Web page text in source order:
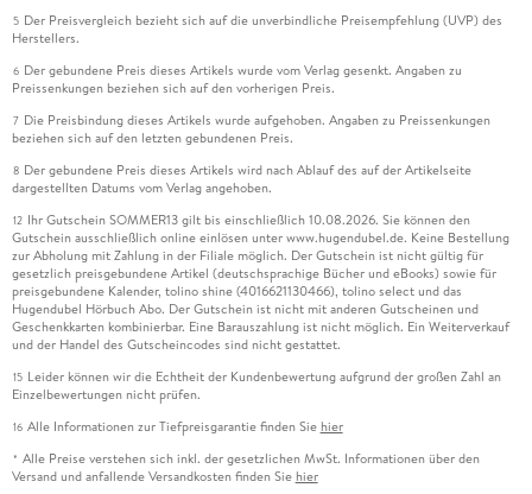
5 Der Preisvergleich bezieht sich auf die unverbindliche Preisempfehlung (UVP) des
Herstellers.
6 Der gebundene Preis dieses Artikels wurde vom Verlag gesenkt. Angaben zu
Preissenkungen beziehen sich auf den vorherigen Preis.
7 Die Preisbindung dieses Artikels wurde aufgehoben. Angaben zu Preissenkungen
beziehen sich auf den letzten gebundenen Preis.
8 Der gebundene Preis dieses Artikels wird nach Ablauf des auf der Artikelseite
dargestellten Datums vom Verlag angehoben.
12 Ihr Gutschein SOMMER13 gilt bis einschließlich 10.08.2026. Sie können den
Gutschein ausschließlich online einlösen unter www.hugendubel.de. Keine Bestellung
zur Abholung mit Zahlung in der Filiale möglich. Der Gutschein ist nicht gültig für
gesetzlich preisgebundene Artikel (deutschsprachige Bücher und eBooks) sowie für
preisgebundene Kalender, tolino shine (4016621130466), tolino select und das
Hugendubel Hörbuch Abo. Der Gutschein ist nicht mit anderen Gutscheinen und
Geschenkkarten kombinierbar. Eine Barauszahlung ist nicht möglich. Ein Weiterverkauf
und der Handel des Gutscheincodes sind nicht gestattet.
15 Leider können wir die Echtheit der Kundenbewertung aufgrund der großen Zahl an
Einzelbewertungen nicht prüfen.
16 Alle Informationen zur Tiefpreisgarantie finden Sie hier
* Alle Preise verstehen sich inkl. der gesetzlichen MwSt. Informationen über den
Versand und anfallende Versandkosten finden Sie hier